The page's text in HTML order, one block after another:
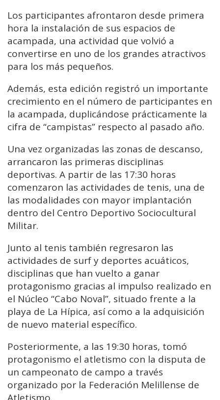
Los participantes afrontaron desde primera
hora la instalación de sus espacios de
acampada, una actividad que volvió a
convertirse en uno de los grandes atractivos
para los más pequeños.
Además, esta edición registró un importante
crecimiento en el número de participantes en
la acampada, duplicándose prácticamente la
cifra de “campistas” respecto al pasado año.
Una vez organizadas las zonas de descanso,
arrancaron las primeras disciplinas
deportivas. A partir de las 17:30 horas
comenzaron las actividades de tenis, una de
las modalidades con mayor implantación
dentro del Centro Deportivo Sociocultural
Militar.
Junto al tenis también regresaron las
actividades de surf y deportes acuáticos,
disciplinas que han vuelto a ganar
protagonismo gracias al impulso realizado en
el Núcleo “Cabo Noval”, situado frente a la
playa de La Hípica, así como a la adquisición
de nuevo material específico.
Posteriormente, a las 19:30 horas, tomó
protagonismo el atletismo con la disputa de
un campeonato de campo a través
organizado por la Federación Melillense de
Atletismo.